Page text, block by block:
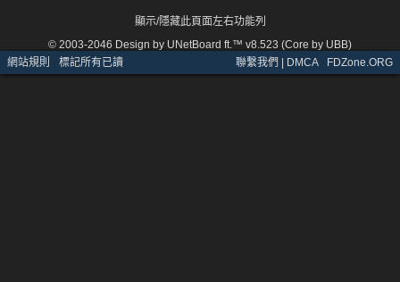
顯示/隱藏此頁面左右功能列
© 2003-2046 Design by UNetBoard ft.™ v8.523 (Core by UBB)
網站規則 · 標記所有已讀 聯繫我們 | DMCA· FDZone.ORG